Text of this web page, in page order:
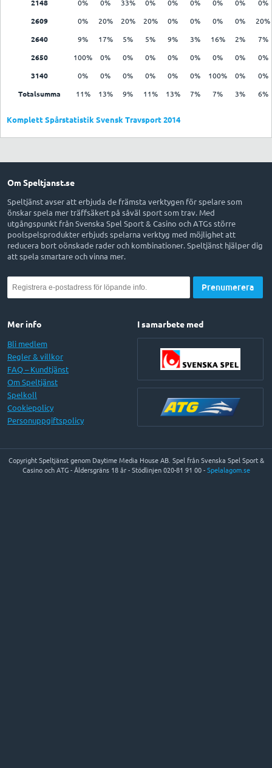
2148 0% 0% 33% 0% 0% 0% 0% 0% 0%
2609 0% 20% 20% 20% 0% 0% 0% 0% 20%
2640 9% 17% 5% 5% 9% 3% 16% 2% 7%
2650 100% 0% 0% 0% 0% 0% 0% 0% 0%
3140 0% 0% 0% 0% 0% 0% 100% 0% 0%
Totalsumma 11% 13% 9% 11% 13% 7% 7% 3% 6%
Komplett Spårstatistik Svensk Travsport 2014
Om Speltjanst.se
Speltjänst avser att erbjuda de främsta verktygen för spelare som
önskar spela mer träffsäkert på såväl sport som trav. Med
utgångspunkt från Svenska Spel Sport & Casino och ATGs större
poolspelsprodukter erbjuds spelarna verktyg med möjlighet att
reducera bort oönskade rader och kombinationer. Speltjänst hjälper dig
att spela smartare och vinna mer.
Mer info
Bli medlem
Regler & villkor
FAQ – Kundtjänst
Om Speltjänst
Spelkoll
Cookiepolicy
Personuppgiftspolicy
I samarbete med
Copyright Speltjänst genom Daytime Media House AB. Spel från Svenska Spel Sport &
Casino och ATG - Åldersgräns 18 år - Stödlinjen 020-81 91 00 - Spelalagom.se